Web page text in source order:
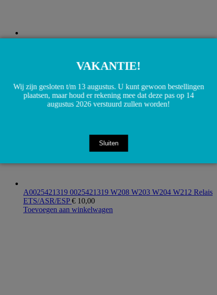
A0025421319 0025421319 W208 W203 W204 W212 Relais
ETS/ASR/ESP€ 10,00
Toevoegen aan winkelwagen
VAKANTIE!
Wij zijn gesloten t/m 13 augustus. U kunt gewoon bestellingen
plaatsen, maar houd er rekening mee dat deze pas op 14
augustus 2026 verstuurd zullen worden!
Sluiten